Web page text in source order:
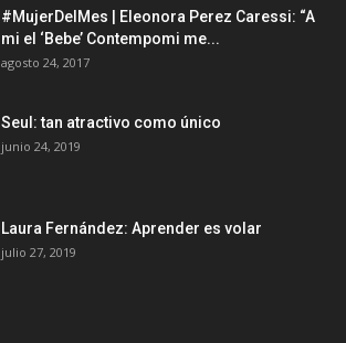
#MujerDelMes | Eleonora Perez Caressi: “A
mi el ‘Bebe’ Contempomi me...
agosto 24, 2017
Seul: tan atractivo como único
junio 24, 2019
Laura Fernández: Aprender es volar
julio 27, 2019